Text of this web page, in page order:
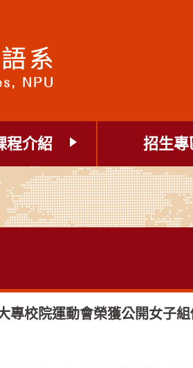
程介紹 招生專
專校院運動會榮獲公開女子